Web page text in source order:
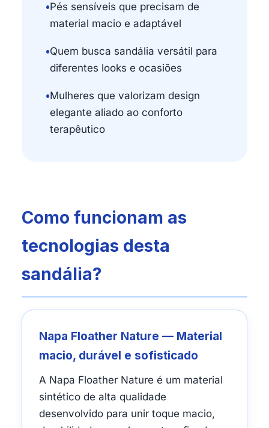
•Pés sensíveis que precisam de
material macio e adaptável
•Quem busca sandália versátil para
diferentes looks e ocasiões
•Mulheres que valorizam design
elegante aliado ao conforto
terapêutico
Como funcionam as
tecnologias desta
sandália?
Napa Floather Nature — Material
macio, durável e sofisticado
A Napa Floather Nature é um material
sintético de alta qualidade
desenvolvido para unir toque macio,